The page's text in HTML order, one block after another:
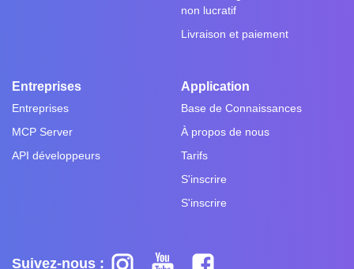
non lucratif
Livraison et paiement
Entreprises
Entreprises
MCP Server
API développeurs
Application
Base de Connaissances
À propos de nous
Tarifs
S'inscrire
S'inscrire
Suivez-nous :